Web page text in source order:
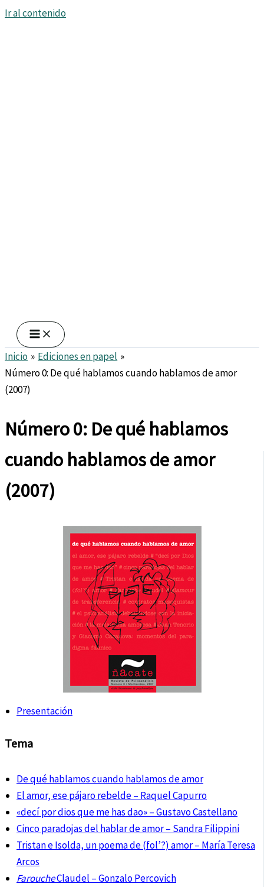
Ir al contenido
Inicio
Ediciones en papel
Número 0: De qué hablamos cuando hablamos de amor
(2007)
Número 0: De qué hablamos
cuando hablamos de amor
(2007)
Presentación
Tema
De qué hablamos cuando hablamos de amor
El amor, ese pájaro rebelde – Raquel Capurro
«decí por dios que me has dao» – Gustavo Castellano
Cinco paradojas del hablar de amor – Sandra Filippini
Tristan e Isolda, un poema de (fol’?) amor – María Teresa
Arcos
FaroucheClaudel – Gonzalo Percovich